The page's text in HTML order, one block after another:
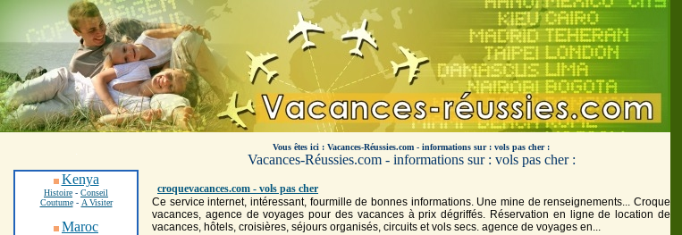
.
Kenya
Histoire - Conseil
Coutume - A Visiter
Maroc
Vous êtes ici : Vacances-Réussies.com - informations sur : vols pas cher :
Vacances-Réussies.com - informations sur : vols pas cher :
croquevacances.com - vols pas cher
Ce service internet, intéressant, fourmille de bonnes informations. Une mine de renseignements... Croque
vacances, agence de voyages pour des vacances à prix dégriffés. Réservation en ligne de location de
vacances, hôtels, croisières, séjours organisés, circuits etvols secs. agence de voyages en...